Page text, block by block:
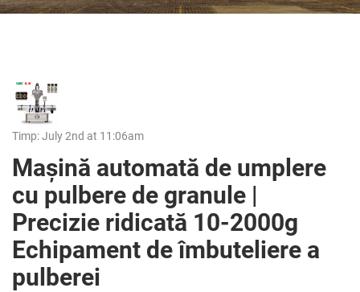
Timp: July 2nd at 11:06am
Mașină automată de umplere
cu pulbere de granule |
Precizie ridicată 10-2000g
Echipament de îmbuteliere a
pulberei